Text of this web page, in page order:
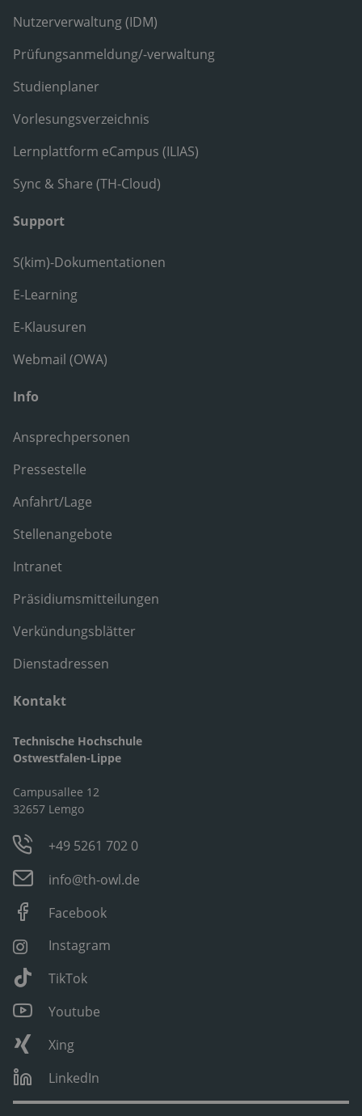
Nutzerverwaltung (IDM)
Prüfungsanmeldung/-verwaltung
Studienplaner
Vorlesungsverzeichnis
Lernplattform eCampus (ILIAS)
Sync & Share (TH-Cloud)
Support
S(kim)-Dokumentationen
E-Learning
E-Klausuren
Webmail (OWA)
Info
Ansprechpersonen
Pressestelle
Anfahrt/Lage
Stellenangebote
Intranet
Präsidiumsmitteilungen
Verkündungsblätter
Dienstadressen
Kontakt
Technische Hochschule
Ostwestfalen-Lippe
Campusallee 12
32657 Lemgo
+49 5261 702 0
info@th-owl.de
Facebook
Instagram
TikTok
Youtube
Xing
LinkedIn